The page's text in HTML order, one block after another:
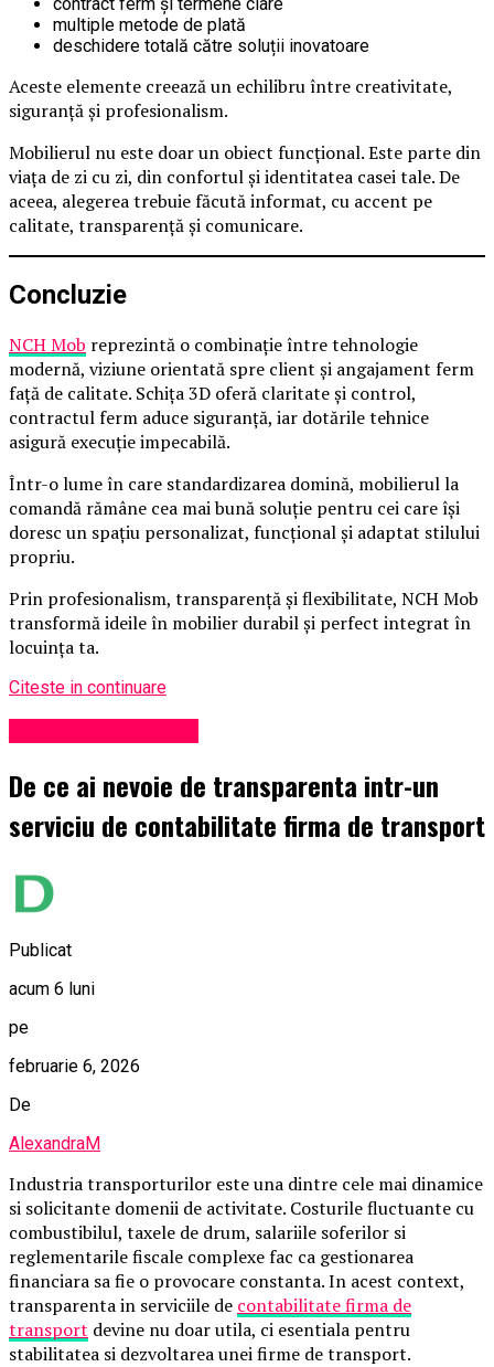
multiple metode de plată
deschidere totală către soluții inovatoare
Aceste elemente creează un echilibru între creativitate,
siguranță și profesionalism.
Mobilierul nu este doar un obiect funcțional. Este parte din
viața de zi cu zi, din confortul și identitatea casei tale. De
aceea, alegerea trebuie făcută informat, cu accent pe
calitate, transparență și comunicare.
Concluzie
NCH Mob reprezintă o combinație între tehnologie
modernă, viziune orientată spre client și angajament ferm
față de calitate. Schița 3D oferă claritate și control,
contractul ferm aduce siguranță, iar dotările tehnice
asigură execuție impecabilă.
Într-o lume în care standardizarea domină, mobilierul la
comandă rămâne cea mai bună soluție pentru cei care își
doresc un spațiu personalizat, funcțional și adaptat stilului
propriu.
Prin profesionalism, transparență și flexibilitate, NCH Mob
transformă ideile în mobilier durabil și perfect integrat în
locuința ta.
Citeste in continuare
De ce ai nevoie de transparenta intr-un
serviciu de contabilitate firma de transport
Publicat
acum 6 luni
pe
februarie 6, 2026
De
AlexandraM
Industria transporturilor este una dintre cele mai dinamice
si solicitante domenii de activitate. Costurile fluctuante cu
combustibilul, taxele de drum, salariile soferilor si
reglementarile fiscale complexe fac ca gestionarea
financiara sa fie o provocare constanta. In acest context,
transparenta in serviciile de contabilitate firma de
transport devine nu doar utila, ci esentiala pentru
stabilitatea si dezvoltarea unei firme de transport.